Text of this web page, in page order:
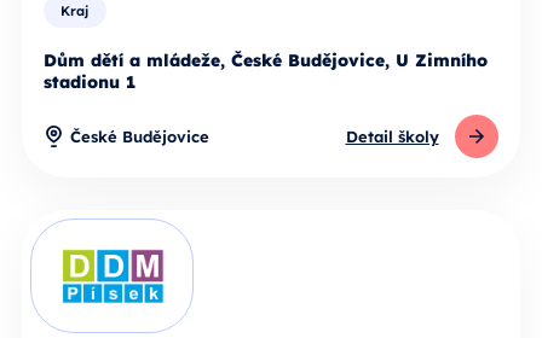
Kraj
Dům dětí a mládeže, České Budějovice, U Zimního
stadionu 1
České Budějovice Detail školy